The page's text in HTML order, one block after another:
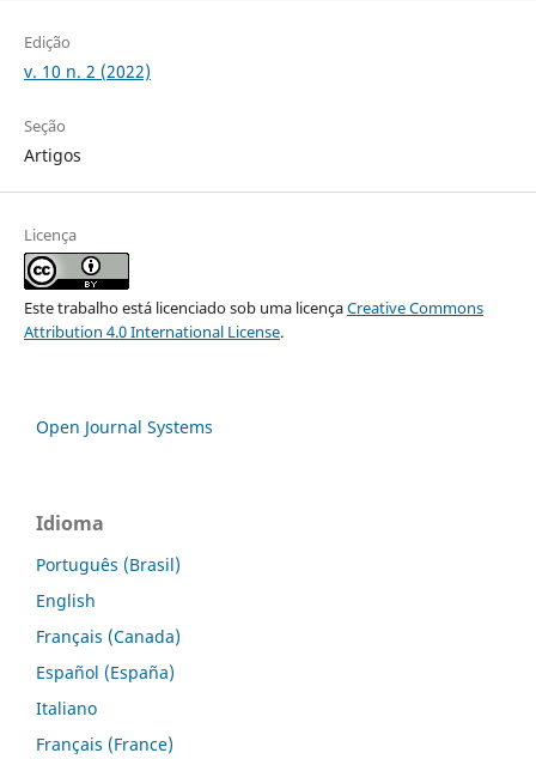
Edição
v. 10 n. 2 (2022)
Seção
Artigos
Licença
Este trabalho está licenciado sob uma licençaCreative Commons
Attribution 4.0 International License.
Open Journal Systems
Idioma
Português (Brasil)
English
Français (Canada)
Español (España)
Italiano
Français (France)